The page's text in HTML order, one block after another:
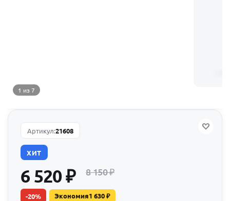
1 из 7
Артикул:21608
ХИТ
6 520₽ 8 150₽
-20% Экономия1 630₽